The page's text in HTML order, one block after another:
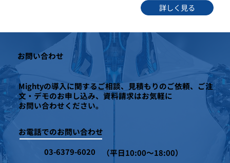
詳しく見る
お問い合わせ
Mightyの導入に関するご相談、見積もりのご依頼、ご注
文・デモのお申し込み、資料請求はお気軽に
お問い合わせください。
お電話でのお問い合わせ
03-6379-6020
（平日10:00～18:00）